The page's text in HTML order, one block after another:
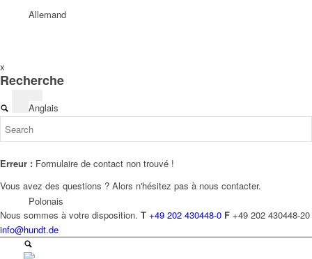
Allemand
Anglais
Polonais
x
Recherche
Erreur : Formulaire de contact non trouvé !
Vous avez des questions ? Alors n'hésitez pas à nous contacter.
Nous sommes à votre disposition. T +49 202 430448-0 F +49 202 430448-20
info@hundt.de